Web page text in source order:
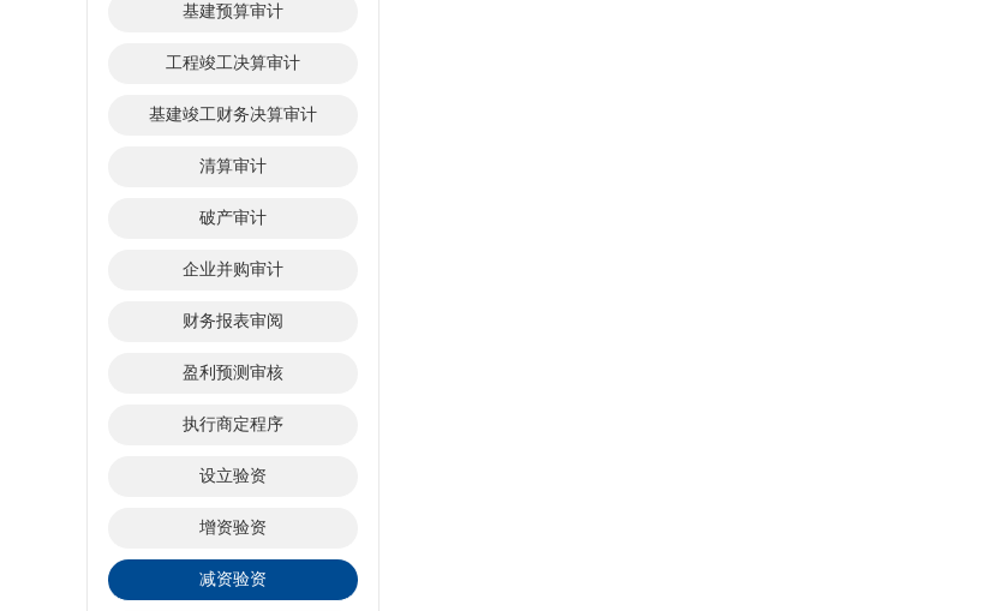
基建预算审计
工程竣工决算审计
基建竣工财务决算审计
清算审计
破产审计
企业并购审计
财务报表审阅
盈利预测审核
执行商定程序
设立验资
增资验资
减资验资